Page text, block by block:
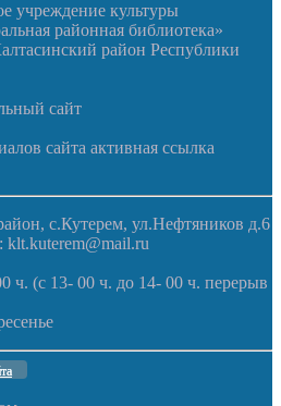
учреждение культуры
районная библиотека»
район Республики
сайт
сайта активная ссылка
с.Кутерем, ул.Нефтяников д.6
klt.kuterem@mail.ru
ч. (с 13- 00 ч. до 14- 00 ч. перерыв